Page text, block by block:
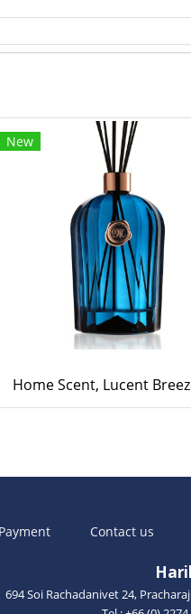
New
Payment Contact us
694 Soi Rachadanivet 24,